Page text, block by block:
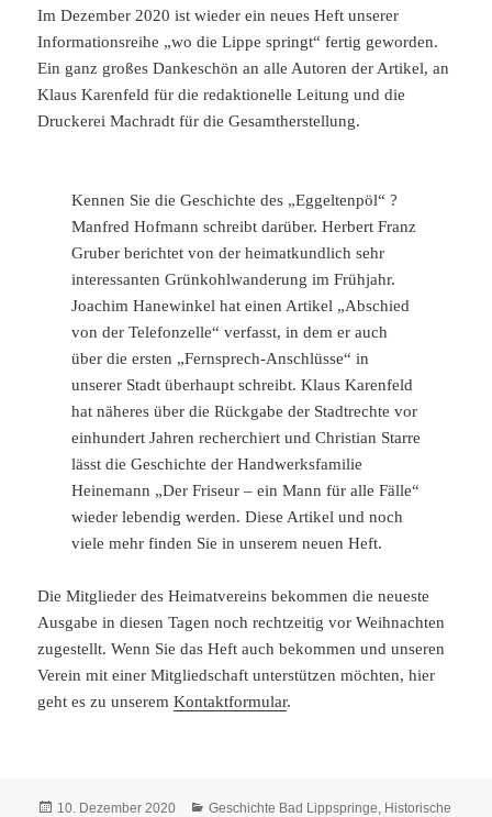
Im Dezember 2020 ist wieder ein neues Heft unserer
Informationsreihe „wo die Lippe springt“ fertig geworden.
Ein ganz großes Dankeschön an alle Autoren der Artikel, an
Klaus Karenfeld für die redaktionelle Leitung und die
Druckerei Machradt für die Gesamtherstellung.
Kennen Sie die Geschichte des „Eggeltenpöl“ ?
Manfred Hofmann schreibt darüber. Herbert Franz
Gruber berichtet von der heimatkundlich sehr
interessanten Grünkohlwanderung im Frühjahr.
Joachim Hanewinkel hat einen Artikel „Abschied
von der Telefonzelle“ verfasst, in dem er auch
über die ersten „Fernsprech-Anschlüsse“ in
unserer Stadt überhaupt schreibt. Klaus Karenfeld
hat näheres über die Rückgabe der Stadtrechte vor
einhundert Jahren recherchiert und Christian Starre
lässt die Geschichte der Handwerksfamilie
Heinemann „Der Friseur – ein Mann für alle Fälle“
wieder lebendig werden. Diese Artikel und noch
viele mehr finden Sie in unserem neuen Heft.
Die Mitglieder des Heimatvereins bekommen die neueste
Ausgabe in diesen Tagen noch rechtzeitig vor Weihnachten
zugestellt. Wenn Sie das Heft auch bekommen und unseren
Verein mit einer Mitgliedschaft unterstützen möchten, hier
geht es zu unseremKontaktformular.
Veröffentlicht
10. Dezember 2020 Kategorien
Geschichte Bad Lippspringe Historische